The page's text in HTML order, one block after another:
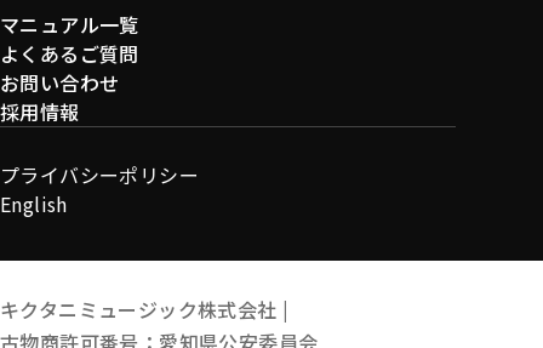
マニュアル一覧
よくあるご質問
お問い合わせ
採用情報
プライバシーポリシー
English
キクタニミュージック株式会社 |
古物商許可番号：愛知県公安委員会